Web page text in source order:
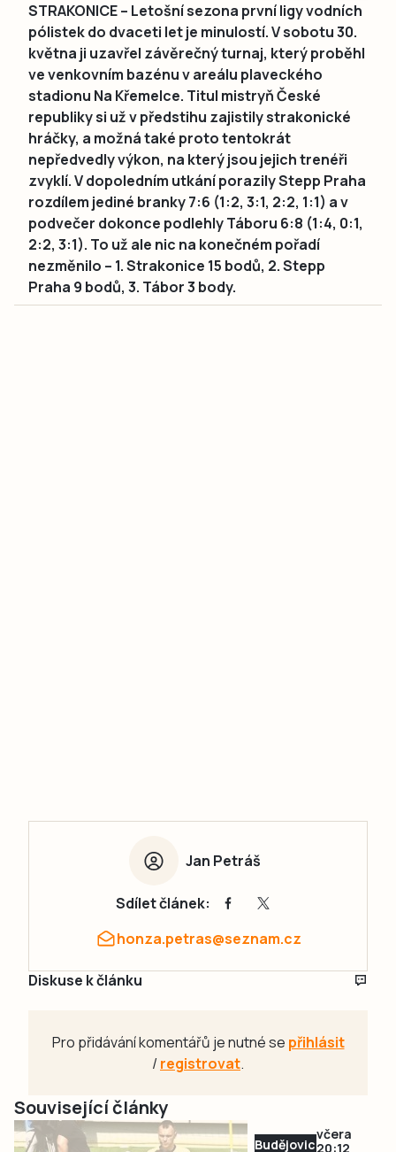
STRAKONICE – Letošní sezona první ligy vodních
pólistek do dvaceti let je minulostí. V sobotu 30.
května ji uzavřel závěrečný turnaj, který proběhl
ve venkovním bazénu v areálu plaveckého
stadionu Na Křemelce. Titul mistryň České
republiky si už v předstihu zajistily strakonické
hráčky, a možná také proto tentokrát
nepředvedly výkon, na který jsou jejich trenéři
zvyklí. V dopoledním utkání porazily Stepp Praha
rozdílem jediné branky 7:6 (1:2, 3:1, 2:2, 1:1) a v
podvečer dokonce podlehly Táboru 6:8 (1:4, 0:1,
2:2, 3:1). To už ale nic na konečném pořadí
nezměnilo – 1. Strakonice 15 bodů, 2. Stepp
Praha 9 bodů, 3. Tábor 3 body.
Jan Petráš
Sdílet článek:
honza.petras@seznam.cz
Diskuse k článku
Pro přidávání komentářů je nutné se přihlásit
/registrovat.
Související články
Budějovicko
včera
20:12